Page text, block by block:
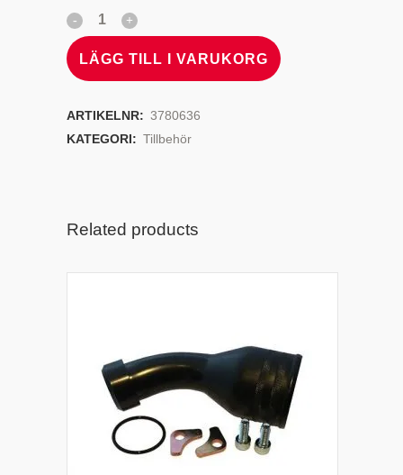
LÄGG TILL I VARUKORG
ARTIKELNR: 3780636
KATEGORI: Tillbehör
Related products